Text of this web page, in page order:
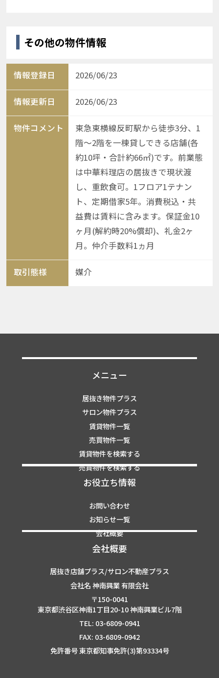
その他の物件情報
情報登録日 2026/06/23
情報更新日 2026/06/23
物件コメント
東急東横線反町駅から徒歩3分、1
階〜2階を一棟貸しできる店舗(各
約10坪・合計約66㎡)です。前業態
は中華料理店の居抜きで現状渡
し、重飲食可。1フロア1テナン
ト、定期借家5年。消費税込・共
益費は賃料に含みます。保証金10
ヶ月(解約時20%償却)、礼金2ヶ
月。仲介手数料1ヵ月
取引態様 媒介
メニュー
居抜き物件プラス
サロン物件プラス
賃貸物件一覧
売買物件一覧
賃貸物件を検索する
売買物件を検索する
お役立ち情報
お問い合わせ
お知らせ一覧
会社概要
会社概要
居抜き店舗プラス/サロン不動産プラス
会社名 神南興業 有限会社
〒150-0041
東京都渋谷区神南1丁目20-10 神南興業ビル7階
TEL: 03-6809-0941
FAX: 03-6809-0942
免許番号 東京都知事免許(3)第93334号